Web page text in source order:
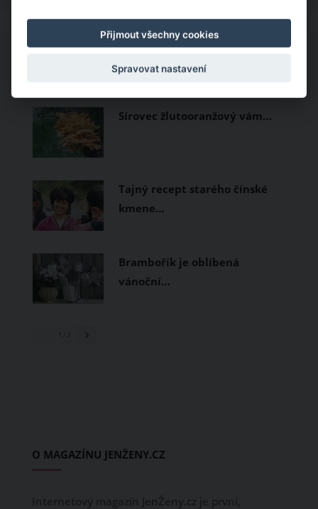
pokožku dýchat a pomohou vám
zvládnout i opravdu horké dny.
měly být přírodní nebo funkční
prodyšné tkaniny a volnější střihy.
CO SI PROHLÍŽEJÍ OSTATNÍ?
Sírovec žlutooranžový vám…
Tajný recept starého čínské
kmene…
Brambořík je oblíbená
vánoční…
O MAGAZÍNU JENŽENY.CZ
Přijmout všechny cookies
Spravovat nastavení